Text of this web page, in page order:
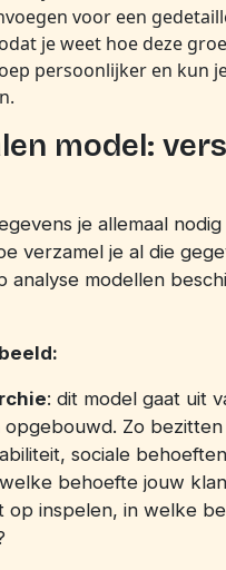
voor een
je weet hoe deze
persoonlijker en kun
model:
je allemaal
verzamel je al die
analyse modellen
: dit model gaat uit
Zo
sociale
behoefte jouw
op inspelen, in welke